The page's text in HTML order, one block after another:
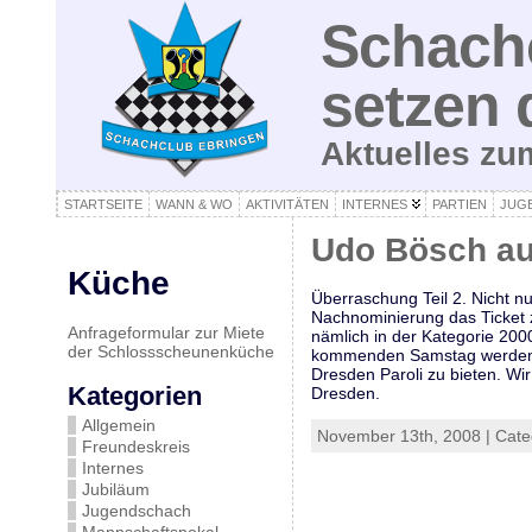
setzen
Aktuelles
STARTSEITE WANN & WO AKTIVITÄTEN INTERNES PARTIEN
Küche
Anfrageformular zur Miete
der Schlossscheunenküche
Kategorien
Allgemein
Freundeskreis
Internes
Jubiläum
Jugendschach
Udo Bösch
Überraschung Teil 2. Nicht
Nachnominierung das
nämlich in der Kategorie
kommenden Samstag
Dresden Paroli zu bieten.
Dresden.
November 13th, 2008 |